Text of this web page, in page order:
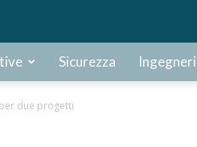
Sicurezza
due progetti